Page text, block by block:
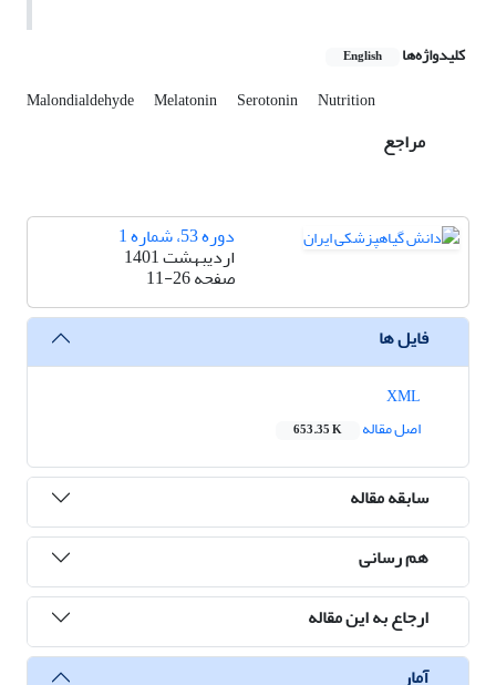
کلیدواژه‌ها English
Malondialdehyde Melatonin Serotonin Nutrition
مراجع
دوره 53، شماره 1
اردیبهشت 1401
صفحه11-26
فایل ها
اصل مقاله
653.35 K
سابقه مقاله
هم رسانی
ارجاع به این مقاله
آمار